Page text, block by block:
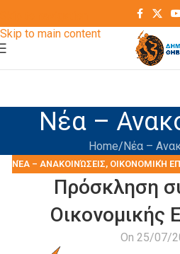
Skip to main content
Νέα –
Home Νέα –
ΝΈΑ – ΑΝΑΚΟΙΝΏΣΕΙΣ, ΟΙΚΟΝΟΜΙΚΉ
Πρόσκληση
Οικονομικής
On 25/07/